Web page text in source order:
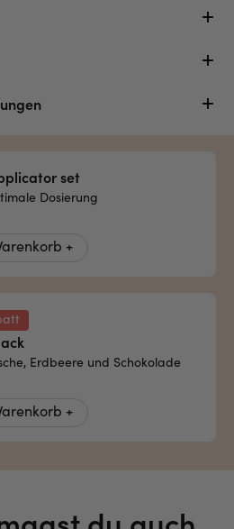
set
Dosierung
+
Erdbeere und Schokolade
+